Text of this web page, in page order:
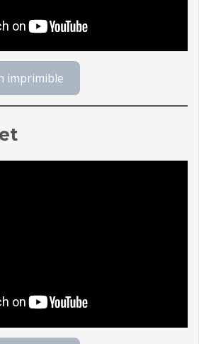
imprimible